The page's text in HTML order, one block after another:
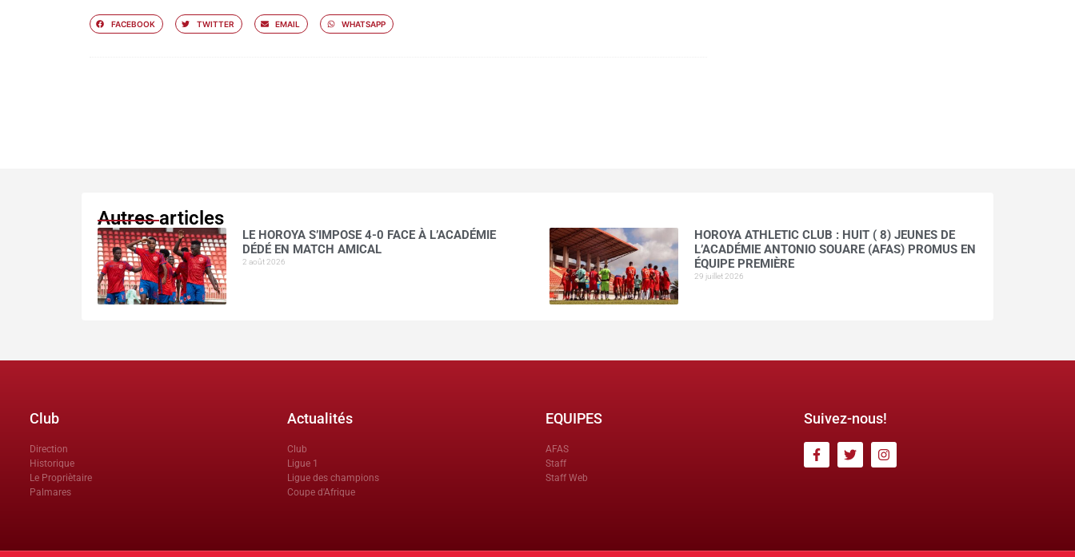
FACEBOOK TWITTER EMAIL WHATSAPP
Autres articles
LE HOROYA S’IMPOSE 4-0 FACE À L’ACADÉMIE
DÉDÉ EN MATCH AMICAL
2 août 2026
HOROYA ATHLETIC CLUB : HUIT ( 8) JEUNES DE
L’ACADÉMIE ANTONIO SOUARE (AFAS) PROMUS EN
ÉQUIPE PREMIÈRE
29 juillet 2026
Club
Direction
Historique
Le Propriètaire
Palmares
Actualités
Club
Ligue 1
Ligue des champions
Coupe d'Afrique
EQUIPES
AFAS
Staff
Staff Web
Suivez-nous!